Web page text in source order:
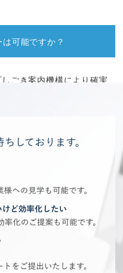
可能ですか？
ごき案内機構により確実